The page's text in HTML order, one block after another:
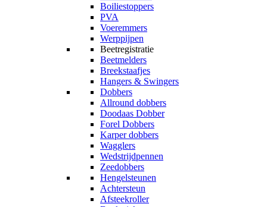
Boiliestoppers
PVA
Voeremmers
Werppijpen
Beetregistratie
Beetmelders
Breekstaafjes
Hangers & Swingers
Dobbers
Allround dobbers
Doodaas Dobber
Forel Dobbers
Karper dobbers
Wagglers
Wedstrijdpennen
Zeedobbers
Hengelsteunen
Achtersteun
Afsteekroller